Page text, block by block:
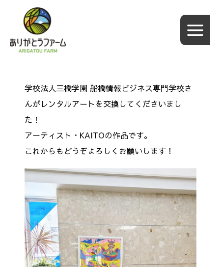
学校法人三橋学園 船橋情報ビジネス専門学校さ
んがレンタルアートを交換してくださいまし
た！
アーティスト・KAITOの作品です。
これからもどうぞよろしくお願いします！